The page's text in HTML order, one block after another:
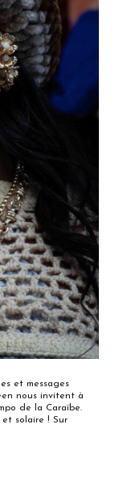
et messages
nous invitent à
de la Caraïbe.
et solaire ! Sur